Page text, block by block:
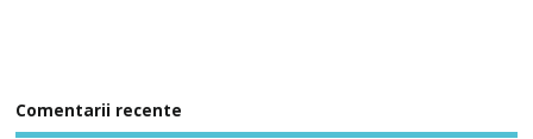
Comentarii recente